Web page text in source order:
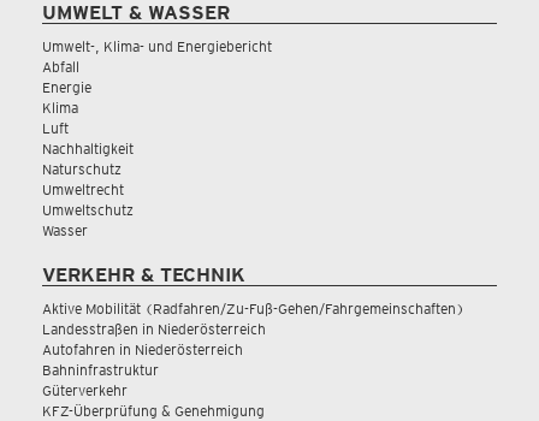
UMWELT & WASSER
Umwelt-, Klima- und Energiebericht
Abfall
Energie
Klima
Luft
Nachhaltigkeit
Naturschutz
Umweltrecht
Umweltschutz
Wasser
VERKEHR & TECHNIK
Aktive Mobilität (Radfahren/Zu-Fuß-Gehen/Fahrgemeinschaften)
Landesstraßen in Niederösterreich
Autofahren in Niederösterreich
Bahninfrastruktur
Güterverkehr
KFZ-Überprüfung & Genehmigung